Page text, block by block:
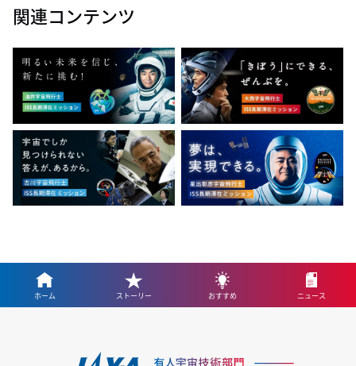
関連コンテンツ
ホーム ストーリー おすすめ ニュース